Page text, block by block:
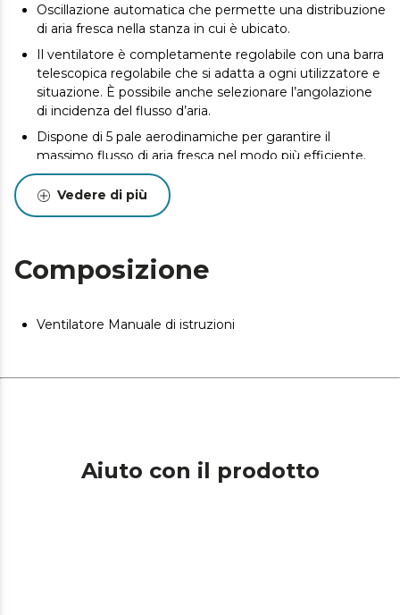
Oscillazione automatica che permette una distribuzione
di aria fresca nella stanza in cui è ubicato.
Il ventilatore è completamente regolabile con una barra
telescopica regolabile che si adatta a ogni utilizzatore e
situazione. È possibile anche selezionare l’angolazione
di incidenza del flusso d’aria.
Dispone di 5 pale aerodinamiche per garantire il
massimo flusso di aria fresca nel modo più efficiente.
Massima sicurezza grazie alla base robusta e stabile e
alla griglia di sicurezza per evitare lesioni.
Vedere di più
Composizione
Ventilatore Manuale di istruzioni
Aiuto con il prodotto